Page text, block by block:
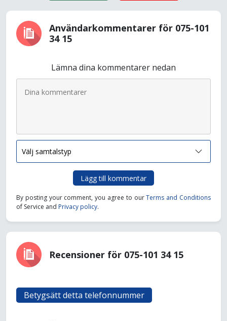
Användarkommentarer för 075-101
34 15
Lämna dina kommentarer nedan
Lägg till kommentar
By posting your comment, you agree to ourTerms and Conditions
of Service and Privacy policy.
Recensioner för 075-101 34 15
Betygsätt detta telefonnummer